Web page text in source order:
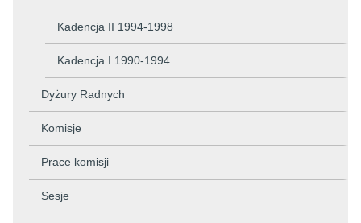
Kadencja II 1994-1998
Kadencja I 1990-1994
Dyżury Radnych
Komisje
Prace komisji
Sesje